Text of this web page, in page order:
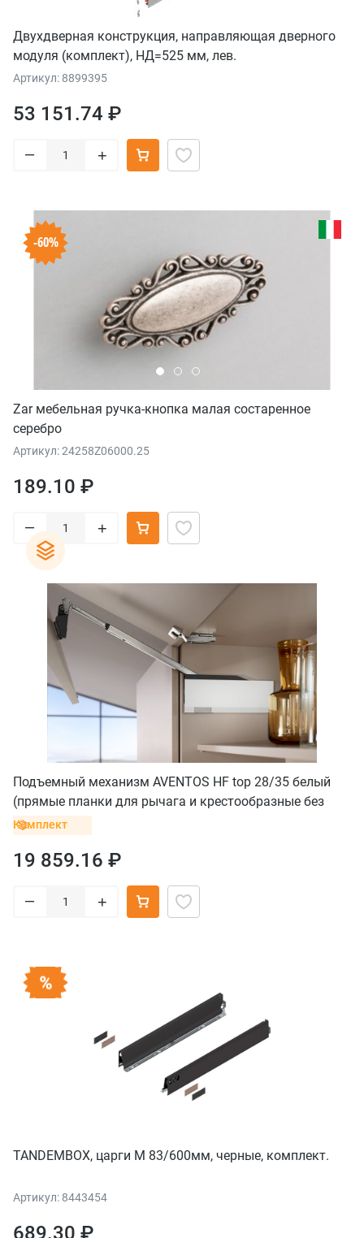
Двухдверная конструкция, направляющая дверного
модуля (комплект), НД=525 мм, лев.
Артикул: 8899395
53 151.74 ₽
– +
-60%
Zar мебельная ручка-кнопка малая состаренное
серебро
Артикул: 24258Z06000.25
189.10 ₽
– +
Подъемный механизм AVENTOS HF top 28/35 белый
(прямые планки для рычага и крестообразные без
винта для петель)
Комплект
19 859.16 ₽
– +
TANDEMBOX, царги М 83/600мм, черные, комплект.
Артикул: 8443454
689.30 ₽